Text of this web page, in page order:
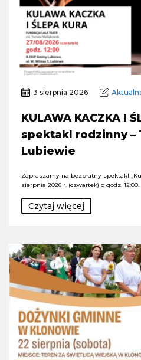
3 sierpnia 2026
KULAWA KACZKA I
spektakl rodzinny –
Lubiewie
Zapraszamy na bezpłatny spektakl
sierpnia 2026 r. (czwartek) o godz.
Czytaj więcej